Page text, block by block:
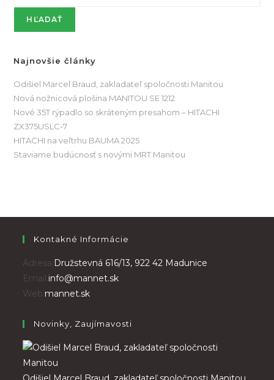
HĽADAŤ
Najnovšie články
Odišiel Marcel Braud, zakladateľ spoločnosti Manitou
Nová nožnicová plošina MANITOU SE 1212
Nové 35T rýpadlo so skráteným presahom – HITACHI
ZX375USLC-7
HITACHI na veľtrhu BAUMA 2025
Staviame budúcnosť s novými MRT Manitou
Kontakné Informácie
Adresa: Družstevná 616/13, 922 42 Madunice
Email: info@mannet.sk
Web: mannet.sk
Novinky, Zaujímavosti